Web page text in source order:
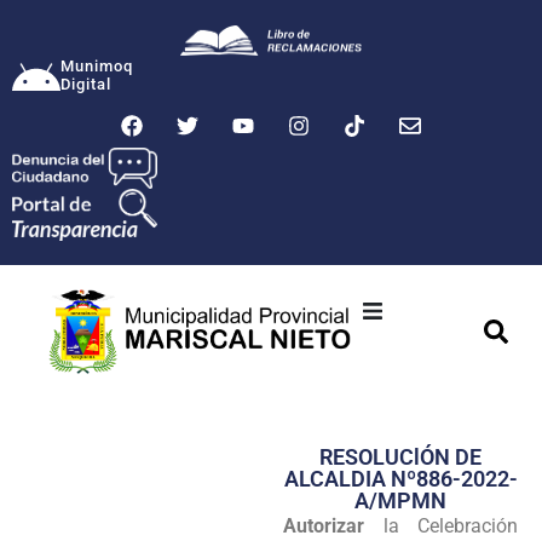
Munimoq
Digital
Transparencia
Seguridad
RESOLUClÓN DE
ALCALDIA Nº886-2022-
A/MPMN
Autorizar la Celebración